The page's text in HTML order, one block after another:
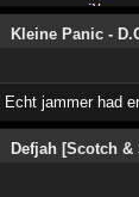
Kleine Panic -
Echt jammer had
Defjah [Scotch &